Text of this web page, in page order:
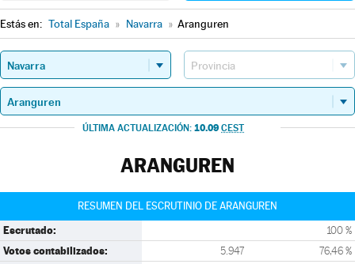
Estás en: Total España » Navarra » Aranguren
ÚLTIMA ACTUALIZACIÓN: 10.09 CEST
ARANGUREN
RESUMEN DEL ESCRUTINIO DE ARANGUREN
Escrutado: 100 %
Votos contabilizados: 5.947 76,46 %